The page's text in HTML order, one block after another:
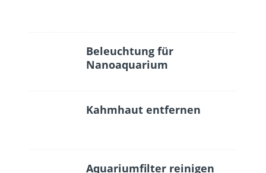
Beleuchtung für
Nanoaquarium
Kahmhaut entfernen
Aquariumfilter reinigen